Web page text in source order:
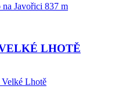
Javořici 837 m
LHOTĚ
Lhotě